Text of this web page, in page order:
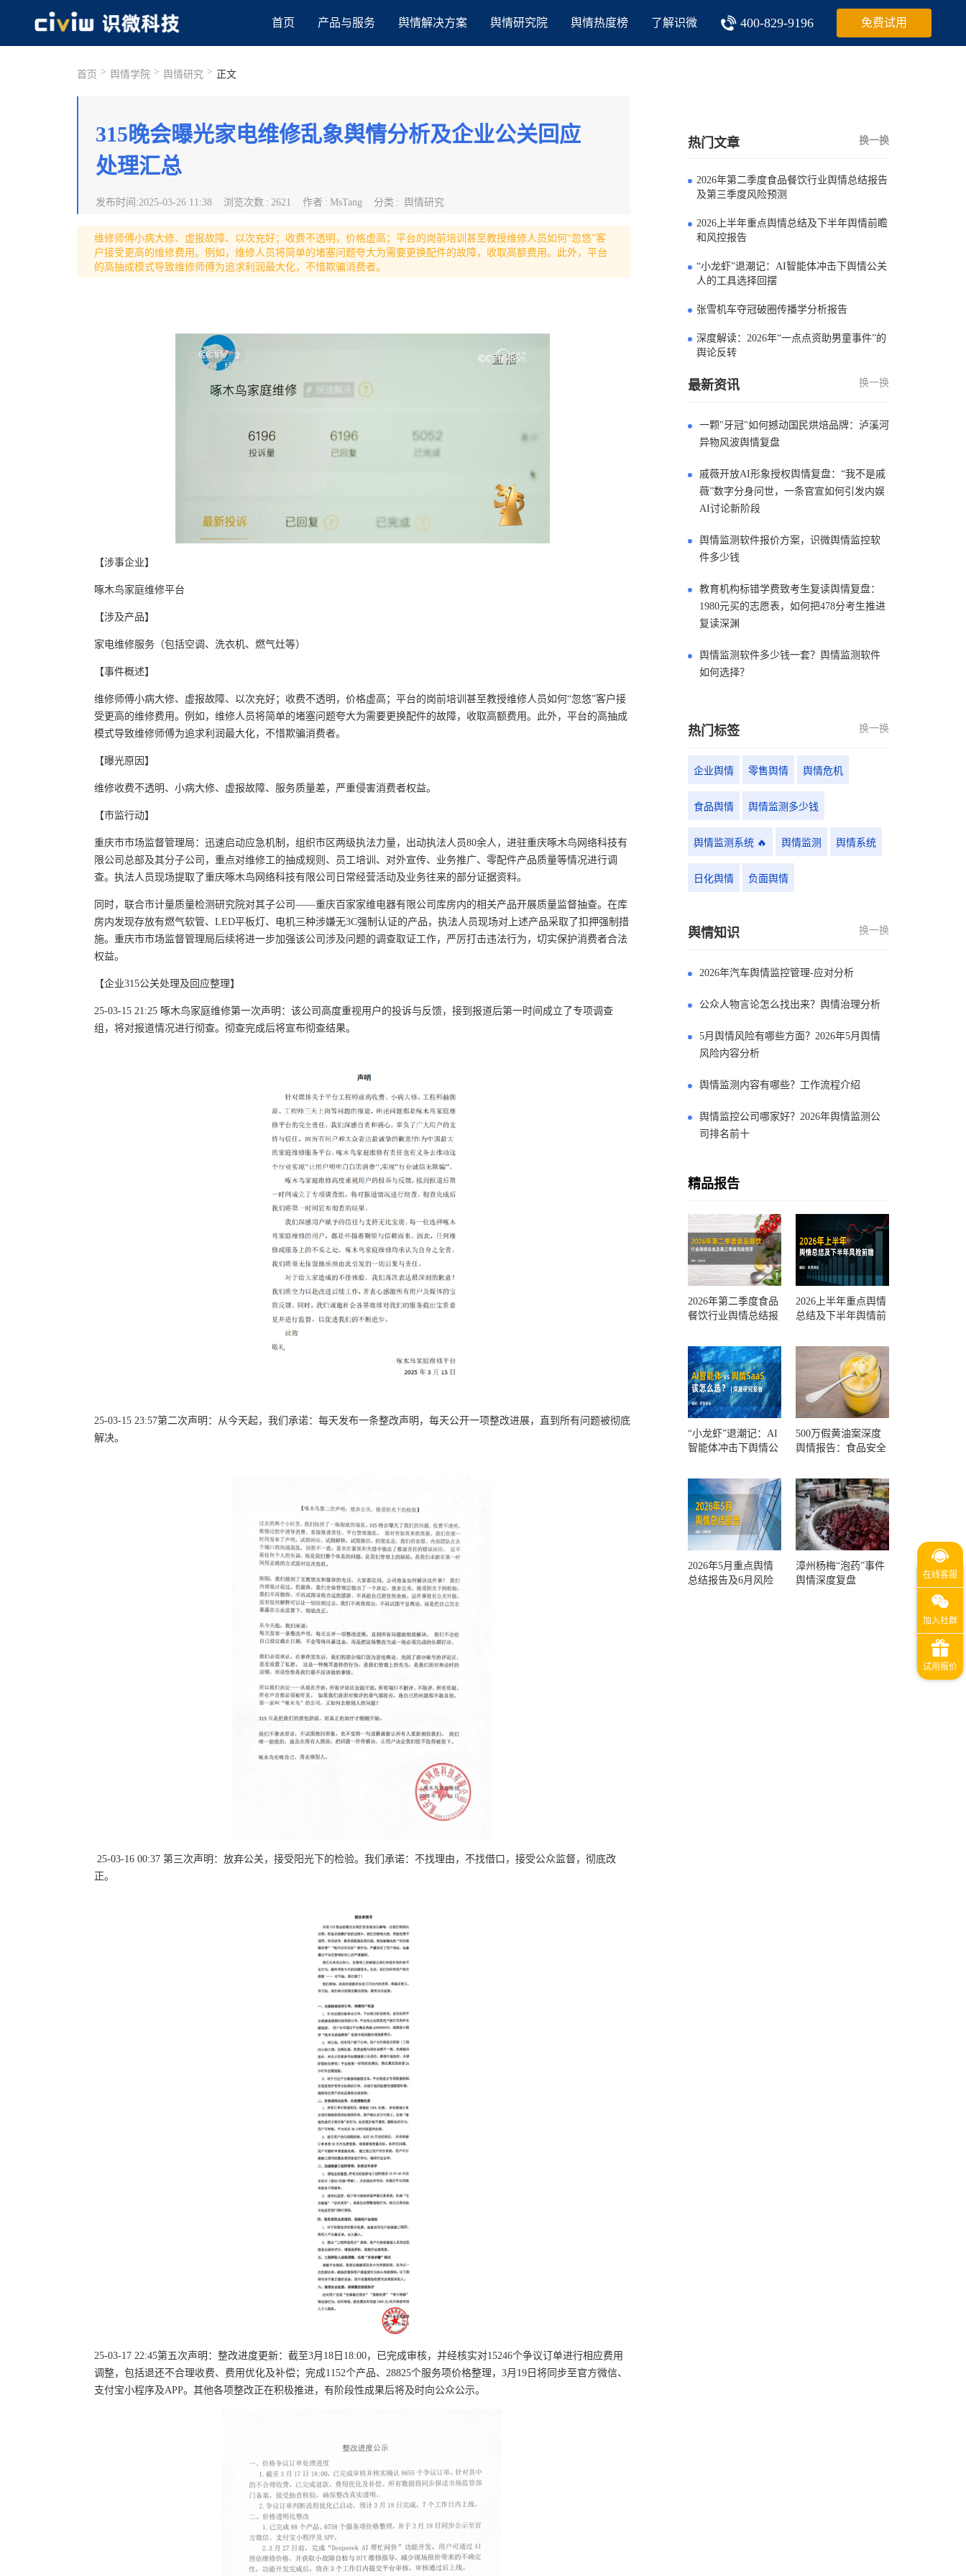
首页 产品与服务 舆情解决方案 舆情研究院 舆情热度榜 了解识微 400-829-9196 免费试用
首页 > 舆情学院 > 舆情研究 > 正文
315晚会曝光家电维修乱象舆情分析及企业公关回应
处理汇总
发布时间 :2025-03-26 11:38 浏览次数 : 2621 作者 : MsTang 分类 : 舆情研究
维修师傅小病大修、虚报故障、以次充好；收费不透明，价格虚高；平台的岗前培训甚至教授维修人员如何“忽悠”客
户接受更高的维修费用。例如，维修人员将简单的堵塞问题夸大为需要更换配件的故障，收取高额费用。此外，平台
的高抽成模式导致维修师傅为追求利润最大化，不惜欺骗消费者。
【涉事企业】
啄木鸟家庭维修平台
【涉及产品】
家电维修服务（包括空调、洗衣机、燃气灶等）
【事件概述】
维修师傅小病大修、虚报故障、以次充好；收费不透明，价格虚高；平台的岗前培训甚至教授维修人员如何“忽悠”客户接
受更高的维修费用。例如，维修人员将简单的堵塞问题夸大为需要更换配件的故障，收取高额费用。此外，平台的高抽成
模式导致维修师傅为追求利润最大化，不惜欺骗消费者。
【曝光原因】
维修收费不透明、小病大修、虚报故障、服务质量差，严重侵害消费者权益。
【市监行动】
重庆市市场监督管理局：迅速启动应急机制，组织市区两级执法力量，出动执法人员80余人，进驻重庆啄木鸟网络科技有
限公司总部及其分子公司，重点对维修工的抽成规则、员工培训、对外宣传、业务推广、零配件产品质量等情况进行调
查。执法人员现场提取了重庆啄木鸟网络科技有限公司日常经营活动及业务往来的部分证据资料。
同时，联合市计量质量检测研究院对其子公司——重庆百家家维电器有限公司库房内的相关产品开展质量监督抽查。在库
房内发现存放有燃气软管、LED平板灯、电机三种涉嫌无3C强制认证的产品，执法人员现场对上述产品采取了扣押强制措
施。重庆市市场监督管理局后续将进一步加强该公司涉及问题的调查取证工作，严厉打击违法行为，切实保护消费者合法
权益。
【企业315公关处理及回应整理】
25-03-15 21:25 啄木鸟家庭维修第一次声明：该公司高度重视用户的投诉与反馈，接到报道后第一时间成立了专项调查
组，将对报道情况进行彻查。彻查完成后将宣布彻查结果。
25-03-15 23:57第二次声明：从今天起，我们承诺：每天发布一条整改声明，每天公开一项整改进展，直到所有问题被彻底
解决。
25-03-16 00:37 第三次声明：放弃公关，接受阳光下的检验。我们承诺：不找理由，不找借口，接受公众监督，彻底改
正。
25-03-17 22:45第五次声明：整改进度更新：截至3月18日18:00，已完成审核，并经核实对15246个争议订单进行相应费用
调整，包括退还不合理收费、费用优化及补偿；完成1152个产品、28825个服务项价格整理，3月19日将同步至官方微信、
支付宝小程序及APP。其他各项整改正在积极推进，有阶段性成果后将及时向公众公示。
热门文章 换一换
2026年第二季度食品餐饮行业舆情总结报告
及第三季度风险预测
2026上半年重点舆情总结及下半年舆情前瞻
和风控报告
“小龙虾”退潮记：AI智能体冲击下舆情公关
人的工具选择回摆
张雪机车夺冠破圈传播学分析报告
深度解读：2026年“一点点资助男童事件”的
舆论反转
最新资讯 换一换
一颗"牙冠"如何撼动国民烘焙品牌：泸溪河
异物风波舆情复盘
戚薇开放AI形象授权舆情复盘：“我不是戚
薇”数字分身问世，一条官宣如何引发内娱
AI讨论新阶段
舆情监测软件报价方案，识微舆情监控软
件多少钱
教育机构标错学费致考生复读舆情复盘：
1980元买的志愿表，如何把478分考生推进
复读深渊
舆情监测软件多少钱一套？舆情监测软件
如何选择？
热门标签 换一换
企业舆情 零售舆情 舆情危机
食品舆情 舆情监测多少钱
舆情监测系统 🔥 舆情监测 舆情系统
日化舆情 负面舆情
舆情知识 换一换
2026年汽车舆情监控管理-应对分析
公众人物言论怎么找出来？舆情治理分析
5月舆情风险有哪些方面？2026年5月舆情
风险内容分析
舆情监测内容有哪些？工作流程介绍
舆情监控公司哪家好？2026年舆情监测公
司排名前十
精品报告
2026年第二季度食品
餐饮行业舆情总结报
测
2026上半年重点舆情
总结及下半年舆情前
“小龙虾”退潮记：AI
智能体冲击下舆情公
500万假黄油案深度
舆情报告：食品安全
一环？
2026年5月重点舆情
总结报告及6月风险
漳州杨梅“泡药”事件
舆情深度复盘